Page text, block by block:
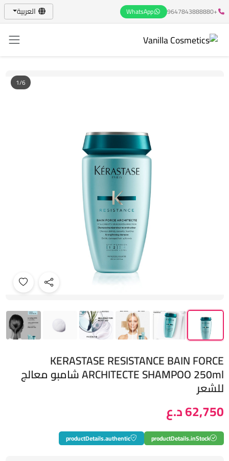
+9647843888880
WhatsApp العربية
1/6
KERASTASE RESISTANCE BAIN FORCE
ARCHITECTE SHAMPOO 250ml شامبو معالج
للشعر
62,750 د.ع
productDetails.inStock
productDetails.authentic